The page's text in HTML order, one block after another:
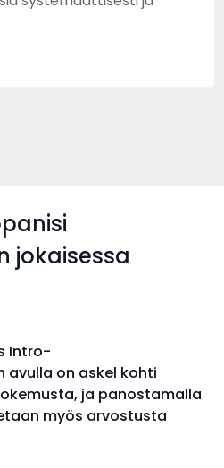
jokaisessa
Intro-
avulla on askel kohti
ja panostamalla
myös arvostusta